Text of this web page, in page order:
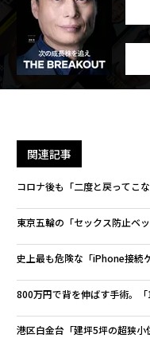
関連記事
コロナ後も「二度と戻ってこ
東京五輪の「セックス防止ベ
史上最も危険な「iPhone接続
800万円で背を伸ばす手術。
港区白金台「建坪5坪の超狭